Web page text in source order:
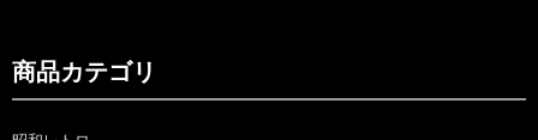
商品カテゴリ